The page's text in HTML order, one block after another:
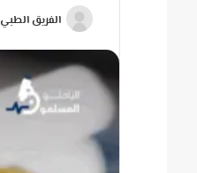
الفريق الطبي